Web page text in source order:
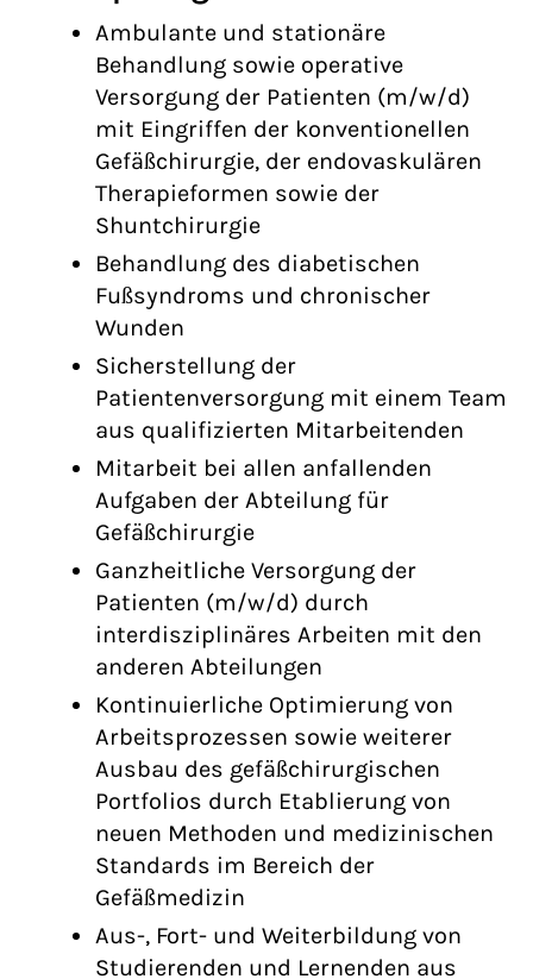
Ambulante und stationäre
Behandlung sowie operative
Versorgung der Patienten (m/w/d)
mit Eingriffen der konventionellen
Gefäßchirurgie, der endovaskulären
Therapieformen sowie der
Shuntchirurgie
Behandlung des diabetischen
Fußsyndroms und chronischer
Wunden
Sicherstellung der
Patientenversorgung mit einem Team
aus qualifizierten Mitarbeitenden
Mitarbeit bei allen anfallenden
Aufgaben der Abteilung für
Gefäßchirurgie
Ganzheitliche Versorgung der
Patienten (m/w/d) durch
interdisziplinäres Arbeiten mit den
anderen Abteilungen
Kontinuierliche Optimierung von
Arbeitsprozessen sowie weiterer
Ausbau des gefäßchirurgischen
Portfolios durch Etablierung von
neuen Methoden und medizinischen
Standards im Bereich der
Gefäßmedizin
Aus-, Fort- und Weiterbildung von
Studierenden und Lernenden aus